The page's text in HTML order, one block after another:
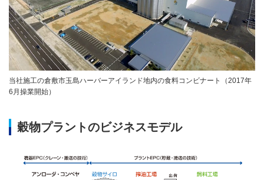
当社施工の倉敷市玉島ハーバーアイランド地内の食料コンビナート（2017年
6月操業開始）
穀物プラントのビジネスモデル